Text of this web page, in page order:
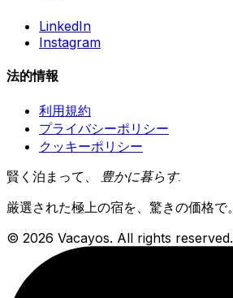
LinkedIn
Instagram
法的情報
利用規約
プライバシーポリシー
クッキーポリシー
賢く泊まって、 豊かに暮らす.
厳選された極上の宿を、驚きの価格で。
© 2026 Vacayos. All rights reserved.